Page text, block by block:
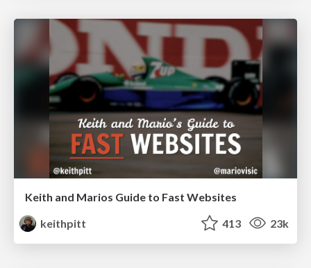
Keith and Marios Guide to Fast Websites
keithpitt
413 23k